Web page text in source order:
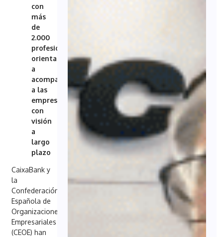
con
más
de
2.000
profesionales
orientados
a
acompañar
a las
empresas
con
visión
a
largo
plazo
CaixaBank y
la
Confederación
Española de
Organizaciones
Empresariales
(CEOE) han